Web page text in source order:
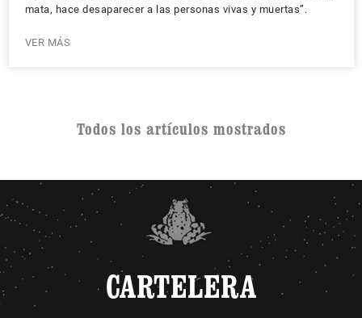
mata, hace desaparecer a las personas vivas y muertas”.
VER MÁS
Todos los artículos mostrados
CARTELERA